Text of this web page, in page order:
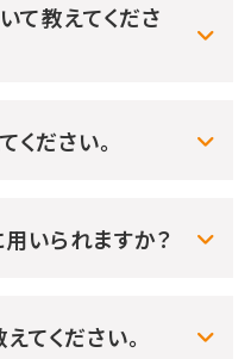
て教えてくださ
ください。
いられますか？
てください。